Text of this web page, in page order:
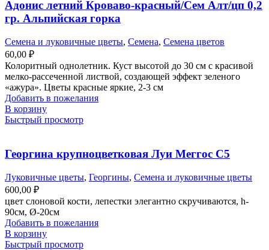
Адонис летний Кроваво-красный/Сем Алт/цп 0,2
гр. Альпийская горка
Семена и луковичные цветы, Семена, Семена цветов
60,00 ₽
Колоритный однолетник. Куст высотой до 30 см с красивой
мелко-рассеченной листвой, создающей эффект зеленого
«ажура». Цветы красные яркие, 2-3 см
Добавить в пожелания
В корзину
Быстрый просмотр
Георгина крупноцветковая Луи Меггос С5
Луковичные цветы, Георгины, Семена и луковичные цветы
600,00 ₽
цвет слоновой кости, лепестки элегантно скручиваются, h-
90см, Ø-20см
Добавить в пожелания
В корзину
Быстрый просмотр